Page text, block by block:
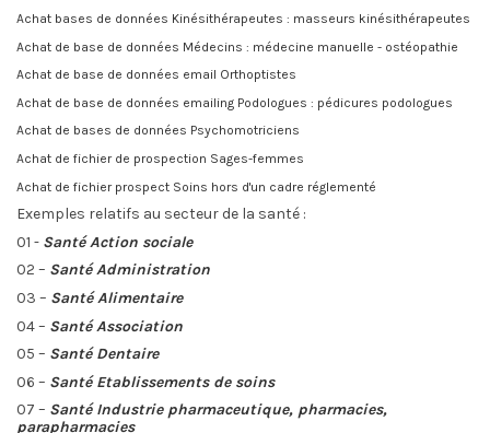
Achat bases de données Kinésithérapeutes : masseurs kinésithérapeutes
Achat de base de données Médecins : médecine manuelle - ostéopathie
Achat de base de données email Orthoptistes
Achat de base de données emailing Podologues : pédicures podologues
Achat de bases de données Psychomotriciens
Achat de fichier de prospection Sages-femmes
Achat de fichier prospect Soins hors d'un cadre réglementé
Exemples relatifs au secteur de la santé :
01 - Santé Action sociale
02 – Santé Administration
03 – Santé Alimentaire
04 – Santé Association
05 – Santé Dentaire
06 – Santé Etablissements de soins
07 – Santé Industrie pharmaceutique, pharmacies,
parapharmacies